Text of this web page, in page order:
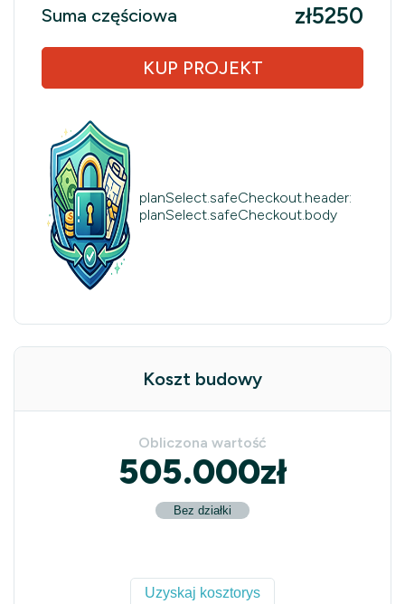
Suma częściowa zł5250
KUP PROJEKT
planSelect.safeCheckout.header:
planSelect.safeCheckout.body
Koszt budowy
Obliczona wartość
505.000zł
Bez działki
Uzyskaj kosztorys